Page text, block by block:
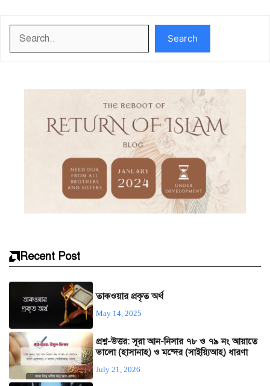
Search
Recent Post
তাকওয়ার প্রকৃত অর্থ
May 14, 2025
প্রশ্ন-উত্তর: সূরা আন-নিসার ৭৮ ও ৭৯ নং আয়াতে
ভালো (হাসানাহ) ও মন্দের (সাইয়্যিআহ) ধারণা
July 21, 2026